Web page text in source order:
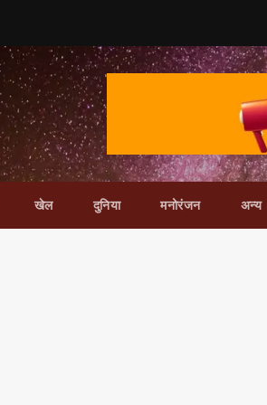
खेल दुनिया मनोरंजन अन्य